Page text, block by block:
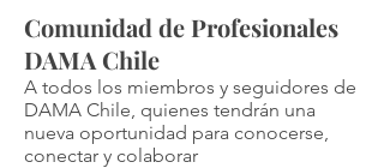
Comunidad de Profesionales
DAMA Chile
A todos los miembros y seguidores de
DAMA Chile, quienes tendrán una
nueva oportunidad para conocerse,
conectar y colaborar